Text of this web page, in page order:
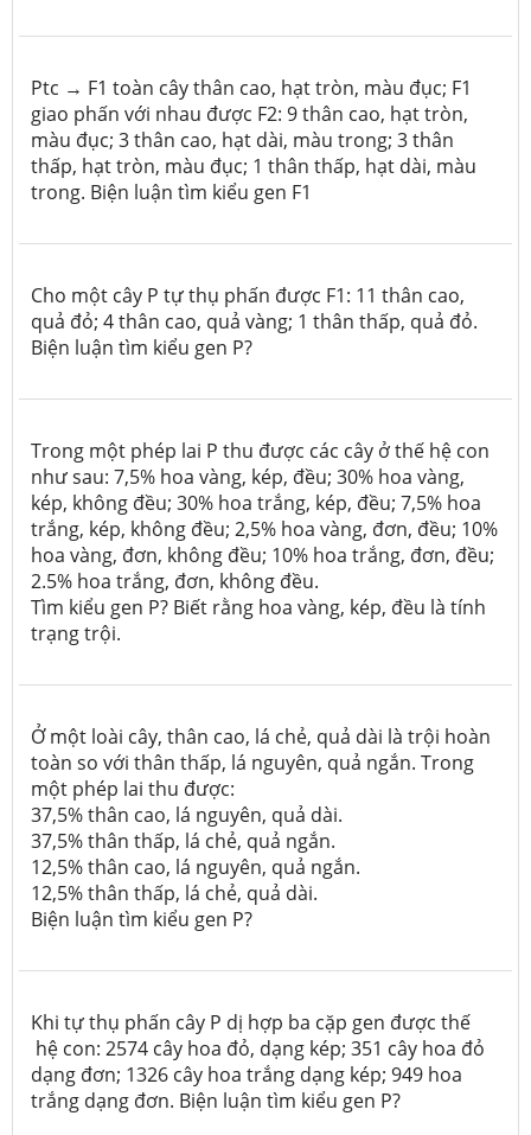
Ptc → F1 toàn cây thân cao, hạt tròn, màu đục; F1
giao phấn với nhau được F2: 9 thân cao, hạt tròn,
màu đục; 3 thân cao, hạt dài, màu trong; 3 thân
thấp, hạt tròn, màu đục; 1 thân thấp, hạt dài, màu
trong. Biện luận tìm kiểu gen F1
Cho một cây P tự thụ phấn được F1: 11 thân cao,
quả đỏ; 4 thân cao, quả vàng; 1 thân thấp, quả đỏ.
Biện luận tìm kiểu gen P?
Trong một phép lai P thu được các cây ở thế hệ con
như sau: 7,5% hoa vàng, kép, đều; 30% hoa vàng,
kép, không đều; 30% hoa trắng, kép, đều; 7,5% hoa
trắng, kép, không đều; 2,5% hoa vàng, đơn, đều; 10%
hoa vàng, đơn, không đều; 10% hoa trắng, đơn, đều;
2.5% hoa trắng, đơn, không đều.
Tìm kiểu gen P? Biết rằng hoa vàng, kép, đều là tính
trạng trội.
Ở một loài cây, thân cao, lá chẻ, quả dài là trội hoàn
toàn so với thân thấp, lá nguyên, quả ngắn. Trong
một phép lai thu được:
37,5% thân cao, lá nguyên, quả dài.
37,5% thân thấp, lá chẻ, quả ngắn.
12,5% thân cao, lá nguyên, quả ngắn.
12,5% thân thấp, lá chẻ, quả dài.
Biện luận tìm kiểu gen P?
Khi tự thụ phấn cây P dị hợp ba cặp gen được thế
hệ con: 2574 cây hoa đỏ, dạng kép; 351 cây hoa đỏ
dạng đơn; 1326 cây hoa trắng dạng kép; 949 hoa
trắng dạng đơn. Biện luận tìm kiểu gen P?